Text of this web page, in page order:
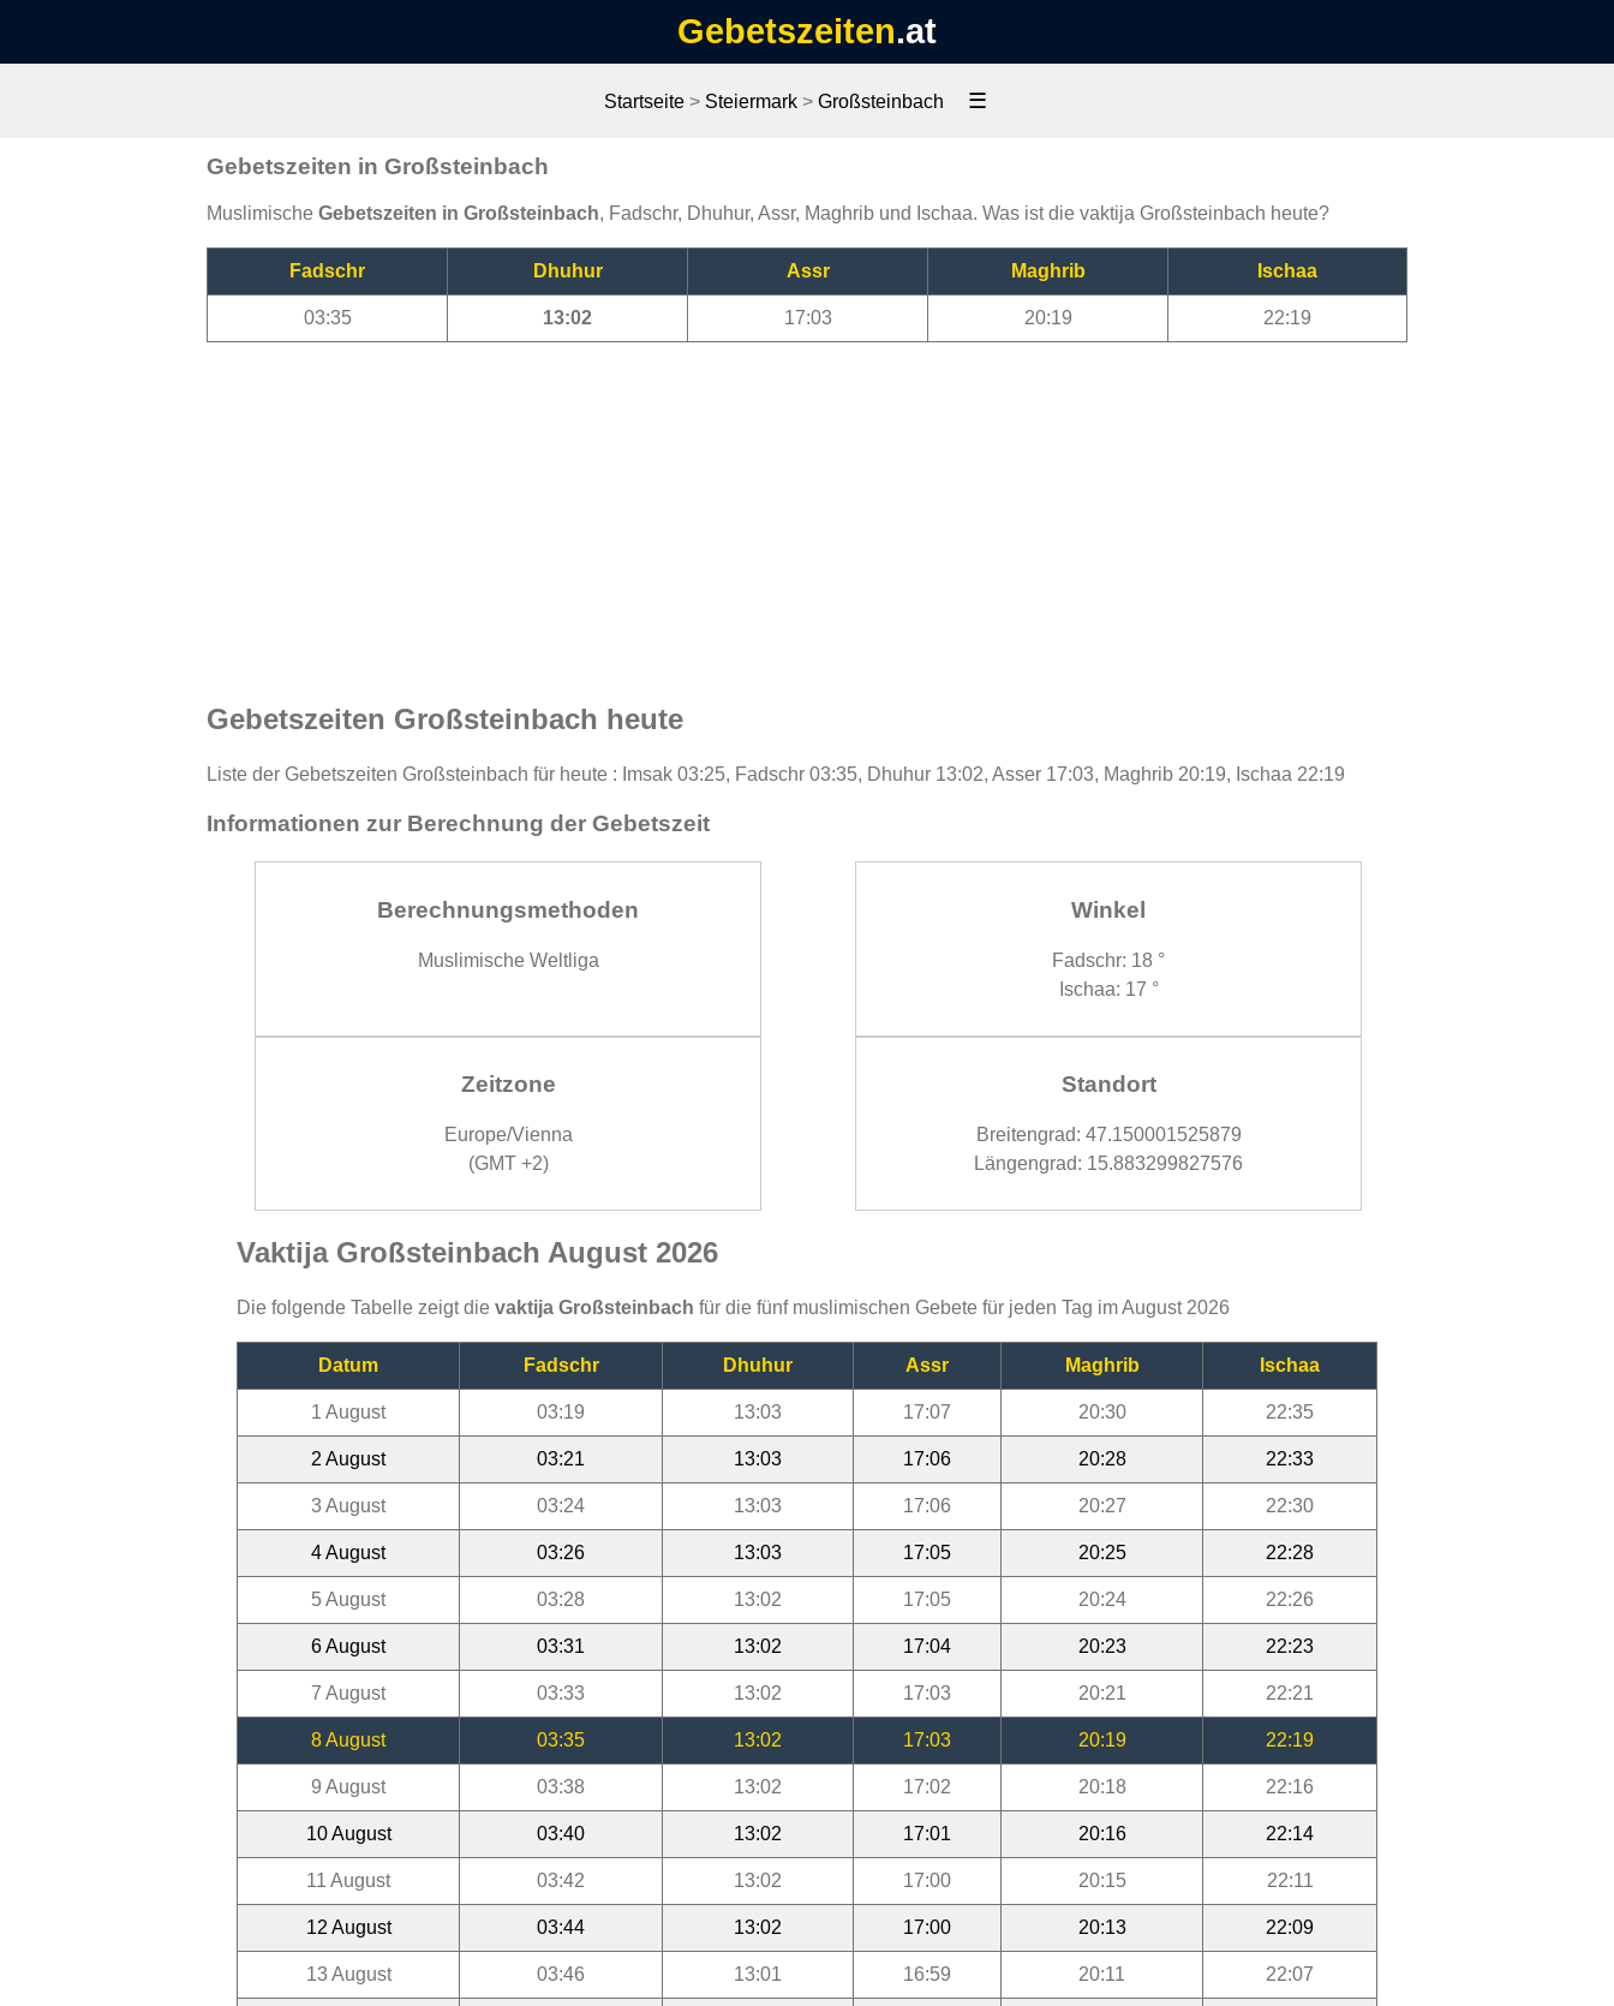
Gebetszeiten.at
Startseite> Steiermark> Großsteinbach ☰
Gebetszeiten in Großsteinbach
Muslimische Gebetszeiten in Großsteinbach, Fadschr, Dhuhur, Assr, Maghrib und Ischaa. Was ist die vaktija Großsteinbach heute?
Fadschr Dhuhur Assr Maghrib Ischaa
03:35 13:02 17:03 20:19 22:19
Gebetszeiten Großsteinbach heute
Liste der Gebetszeiten Großsteinbach für heute : Imsak 03:25, Fadschr 03:35, Dhuhur 13:02, Asser 17:03, Maghrib 20:19, Ischaa 22:19
Informationen zur Berechnung der Gebetszeit
Berechnungsmethoden
Muslimische Weltliga
Winkel
Fadschr: 18 °
Ischaa: 17 °
Zeitzone
Europe/Vienna
(GMT +2)
Standort
Breitengrad: 47.150001525879
Längengrad: 15.883299827576
Vaktija Großsteinbach August 2026
Die folgende Tabelle zeigt die vaktija Großsteinbach für die fünf muslimischen Gebete für jeden Tag im August 2026
Datum Fadschr Dhuhur Assr Maghrib Ischaa
1 August 03:19 13:03 17:07 20:30 22:35
2 August 03:21 13:03 17:06 20:28 22:33
3 August 03:24 13:03 17:06 20:27 22:30
4 August 03:26 13:03 17:05 20:25 22:28
5 August 03:28 13:02 17:05 20:24 22:26
6 August 03:31 13:02 17:04 20:23 22:23
7 August 03:33 13:02 17:03 20:21 22:21
8 August 03:35 13:02 17:03 20:19 22:19
9 August 03:38 13:02 17:02 20:18 22:16
10 August 03:40 13:02 17:01 20:16 22:14
11 August 03:42 13:02 17:00 20:15 22:11
12 August 03:44 13:02 17:00 20:13 22:09
13 August 03:46 13:01 16:59 20:11 22:07